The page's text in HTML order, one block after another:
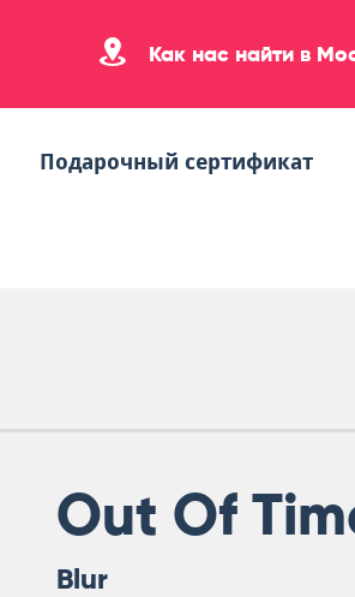
Как нас найти в
Подарочный сертификат
Out Of
Blur